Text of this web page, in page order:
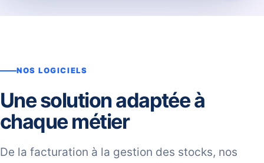
NOS LOGICIELS
Une solution adaptée à
chaque métier
De la facturation à la gestion des stocks, nos